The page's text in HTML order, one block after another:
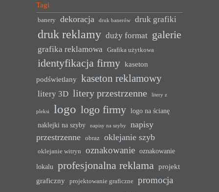
Tagi
banery dekoracja druk banerów druk grafiki
druk reklamy duży format galerie
grafika reklamowa Grafika użytkowa
identyfikacja firmy kaseton
podświetlany kaseton reklamowy
litery 3D litery przestrzenne litery z
pleksi logo logo firmy logo na ścianę
naklejki na szyby
napisy na szyby
napisy
przestrzenne
obraz oklejanie szyb
oklejanie witryn oznakowanie oznakowanie
lokalu profesjonalna reklama projekt
graficzny
projektowanie graficzne
promocja